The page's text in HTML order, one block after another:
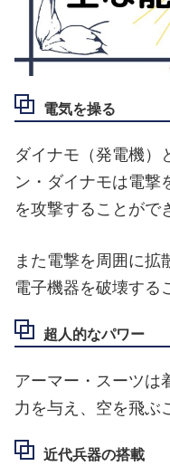
電気を操る
ダイナモ（発電機）
ン・ダイナモは電撃
を攻撃することがで
また電撃を周囲に拡
電子機器を破壊する
超人的なパワー
アーマー・スーツは
力を与え、空を飛ぶ
近代兵器の搭載